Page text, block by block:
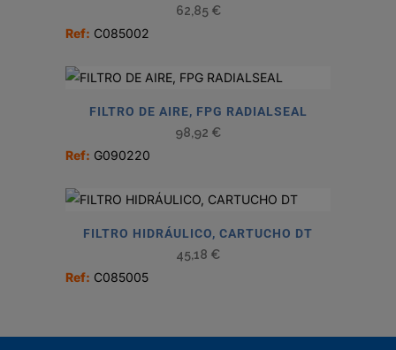
62,85 €
Ref: C085002
FILTRO DE AIRE, FPG RADIALSEAL
98,92 €
Ref: G090220
FILTRO HIDRÁULICO, CARTUCHO DT
45,18 €
Ref: C085005